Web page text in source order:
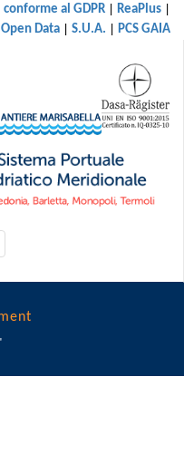
al GDPR | ReaPlus |
Data | S.U.A. | PCS GAIA
DISATTIVA